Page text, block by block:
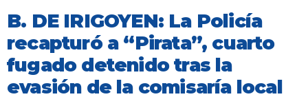
B. DE IRIGOYEN: La Policía
recapturó a “Pirata”, cuarto
fugado detenido tras la
evasión de la comisaría local